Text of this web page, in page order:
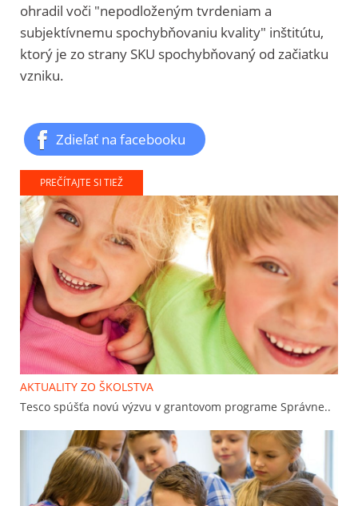
ohradil voči "nepodloženým tvrdeniam a
subjektívnemu spochybňovaniu kvality" inštitútu,
ktorý je zo strany SKU spochybňovaný od začiatku
vzniku.
Zdieľať na facebooku
PREČÍTAJTE SI TIEŽ
AKTUALITY ZO ŠKOLSTVA
Tesco spúšťa novú výzvu v grantovom programe Správne..